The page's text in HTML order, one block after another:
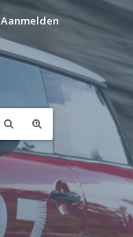
Aanmelden